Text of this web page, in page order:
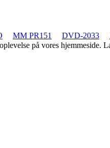
MM PR151 DVD-2033
på vores hjemmeside.